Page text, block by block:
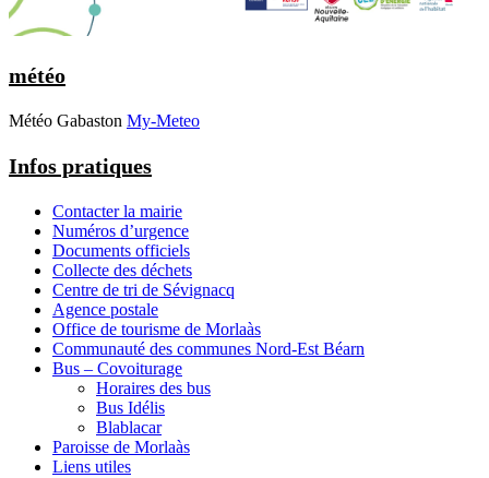
météo
Météo Gabaston My-Meteo
Infos pratiques
Contacter la mairie
Numéros d’urgence
Documents officiels
Collecte des déchets
Centre de tri de Sévignacq
Agence postale
Office de tourisme de Morlaàs
Communauté des communes Nord-Est Béarn
Bus – Covoiturage
Horaires des bus
Bus Idélis
Blablacar
Paroisse de Morlaàs
Liens utiles